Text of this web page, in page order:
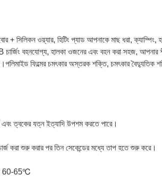
ওয়্যার, হিটিং প্যাড আপনাকে মাছ ধরা, ক্যাম্পিং,
বহনযোগ্য, হালকা ওজনের এবং বহন করা সহজ,
ফিল্মের চমৎকার অস্তরক শক্তি, চমৎকার বৈদ্যুতিক
এবং ত্বকের যত্ন ইত্যাদি উপশম করতে পারে।
করা শুরু করার পর তিন সেকেন্ডের মধ্যে তাপ হতে শুরু করে।
60-65℃